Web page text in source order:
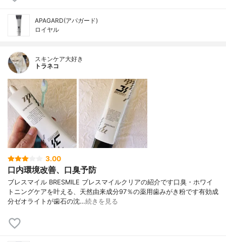
APAGARD(アパガード)
ロイヤル
スキンケア大好き
トラネコ
3.00
口内環境改善、口臭予防
ブレスマイル BRESMILE ブレスマイルクリアの紹介です口臭・ホワイ
トニングケアを叶える、天然由来成分97％の薬用歯みがき粉です有効成
分ゼオライトが歯石の沈…続きを見る